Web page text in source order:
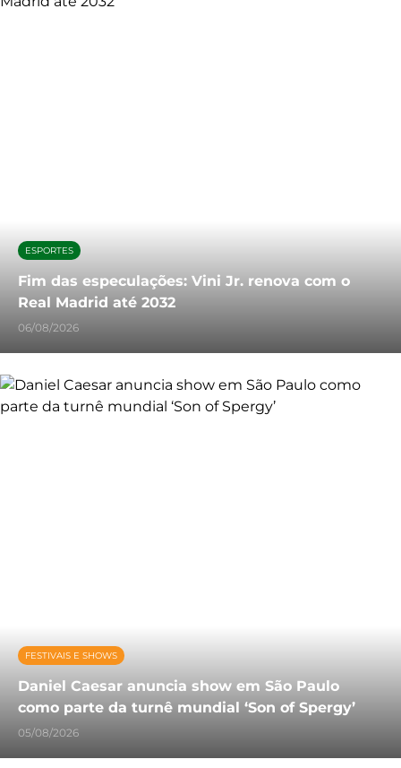
ESPORTES
Fim das especulações: Vini Jr. renova com o
Real Madrid até 2032
06/08/2026
FESTIVAIS E SHOWS
Daniel Caesar anuncia show em São Paulo
como parte da turnê mundial ‘Son of Spergy’
05/08/2026